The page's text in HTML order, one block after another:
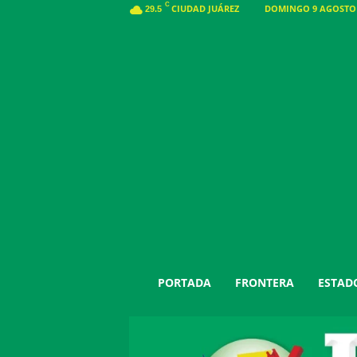
29.5 C CIUDAD JUÁREZ DOMINGO 9
PORTADA FRONTERA